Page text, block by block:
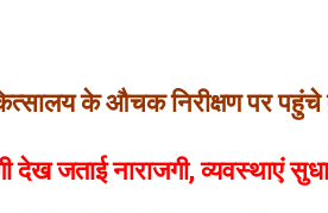
के औचक निरीक्षण पर
जताई नाराजगी, व्यवस्थाएं